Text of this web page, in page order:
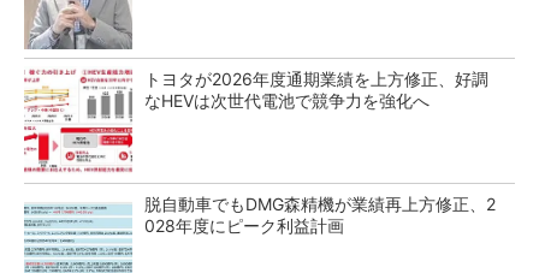
トヨタが2026年度通期業績を上方修正、好調
なHEVは次世代電池で競争力を強化へ
脱自動車でもDMG森精機が業績再上方修正、2
028年度にピーク利益計画